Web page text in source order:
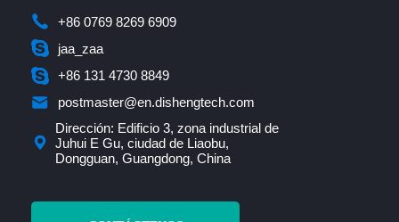
+86 0769 8269 6909
jaa_zaa
+86 131 4730 8849
postmaster@en.dishengtech.com
Dirección: Edificio 3, zona industrial de
Juhui E Gu, ciudad de Liaobu,
Dongguan, Guangdong, China